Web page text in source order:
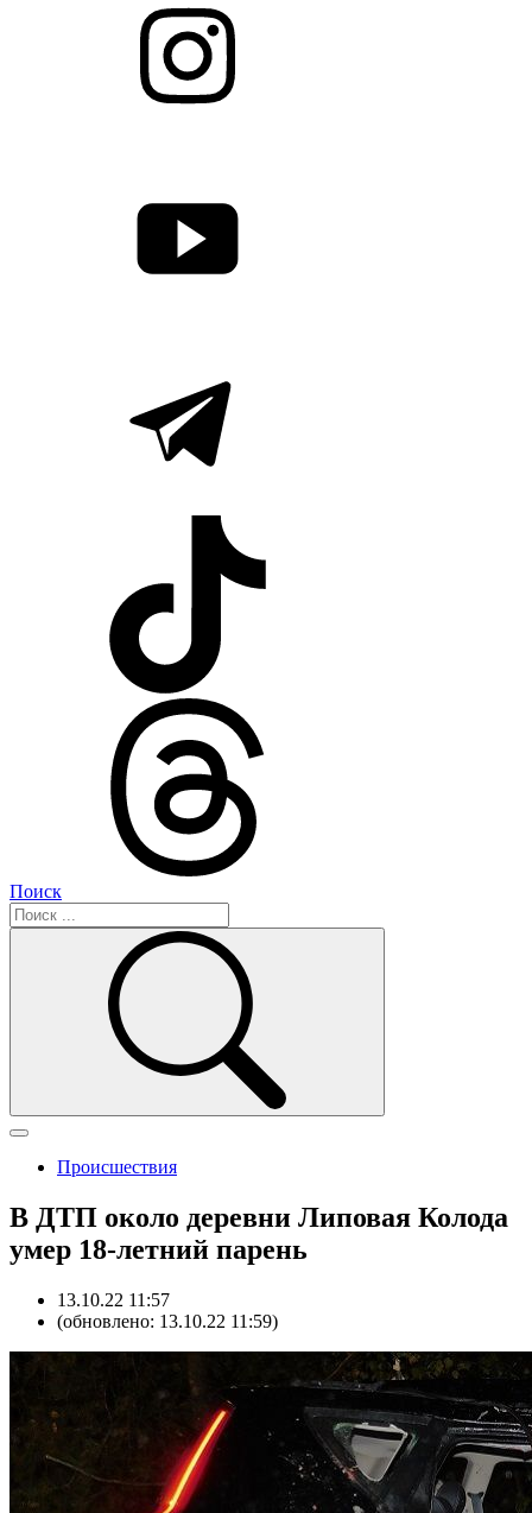
Поиск
Происшествия
В ДТП около деревни Липовая Колода
умер 18-летний парень
13.10.22 11:57
(обновлено: 13.10.22 11:59)